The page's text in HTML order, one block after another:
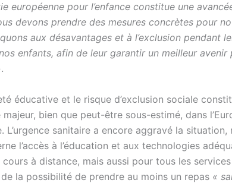
européenne pour l’enfance constitue une
devons prendre des mesures concrètes pour
aux désavantages et à l’exclusion pendant
enfants, afin de leur garantir un meilleur avenir
éducative et le risque d’exclusion sociale
bien que peut-être sous-estimé, dans
L’urgence sanitaire a encore aggravé la
l’accès à l’éducation et aux technologies
cours à distance, mais aussi pour tous les services
la possibilité de prendre au moins un repas «